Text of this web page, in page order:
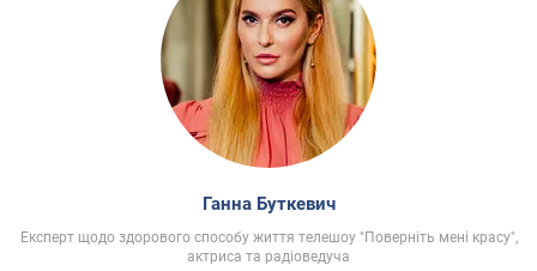
Ганна Буткевич
Експерт щодо здорового способу життя телешоу "Поверніть мені красу",
актриса та радіоведуча